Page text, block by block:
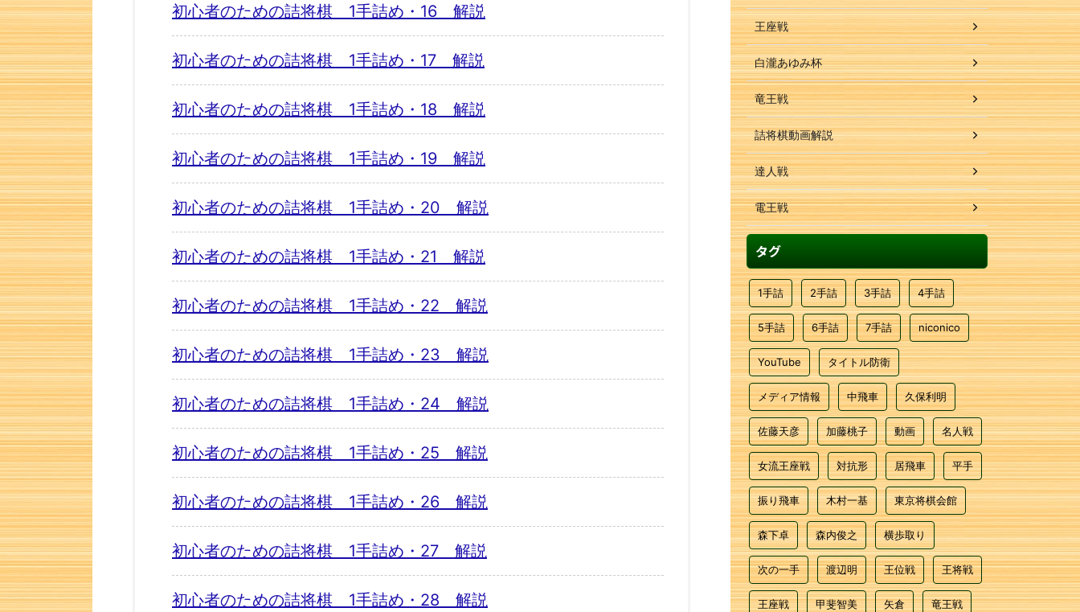
初心者のための詰将棋 1手詰め・16 解説
初心者のための詰将棋 1手詰め・17 解説
初心者のための詰将棋 1手詰め・18 解説
初心者のための詰将棋 1手詰め・19 解説
初心者のための詰将棋 1手詰め・20 解説
初心者のための詰将棋 1手詰め・21 解説
初心者のための詰将棋 1手詰め・22 解説
初心者のための詰将棋 1手詰め・23 解説
初心者のための詰将棋 1手詰め・24 解説
初心者のための詰将棋 1手詰め・25 解説
初心者のための詰将棋 1手詰め・26 解説
初心者のための詰将棋 1手詰め・27 解説
初心者のための詰将棋 1手詰め・28 解説
王座戦
白瀧あゆみ杯
竜王戦
詰将棋動画解説
達人戦
電王戦
タグ
1手詰 2手詰 3手詰 4手詰
5手詰 6手詰 7手詰 niconico
YouTube タイトル防衛
メディア情報 中飛車 久保利明
佐藤天彦 加藤桃子 動画 名人戦
女流王座戦 対抗形 居飛車 平手
振り飛車 木村一基 東京将棋会館
森下卓 森内俊之 横歩取り
次の一手 渡辺明 王位戦 王将戦
王座戦 甲斐智美 矢倉 竜王戦